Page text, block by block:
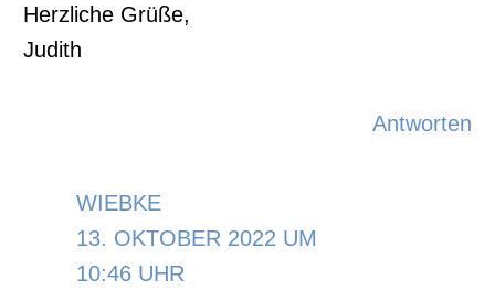
Herzliche Grüße,
Judith
Antworten
WIEBKE
13. OKTOBER 2022 UM
10:46 UHR